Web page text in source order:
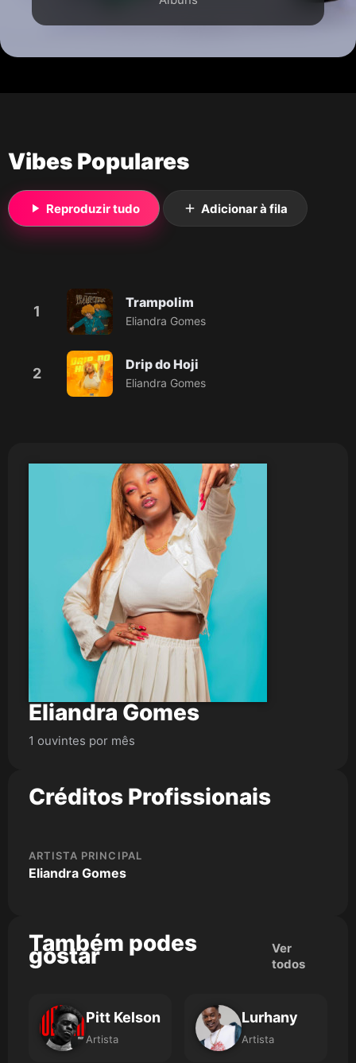
Vibes Populares
Reproduzir tudo Adicionar à fila
1
Trampolim
Eliandra Gomes
2
Drip do Hoji
Eliandra Gomes
Eliandra Gomes
1 ouvintes por mês
Créditos Profissionais
ARTISTA PRINCIPAL
Eliandra Gomes
Também podes
gostar
Ver
todos
Pitt Kelson
Artista
Lurhany
Artista